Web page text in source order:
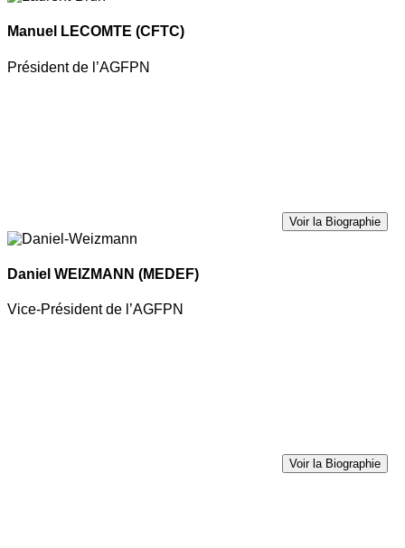
Manuel LECOMTE (CFTC)
Président de l’AGFPN
Voir la Biographie
Daniel WEIZMANN (MEDEF)
Vice-Président de l’AGFPN
Voir la Biographie